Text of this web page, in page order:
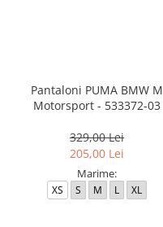
Pantaloni PUMA BMW M
Motorsport - 533372-03
329,00 Lei
205,00 Lei
Marime:
XS S M L XL